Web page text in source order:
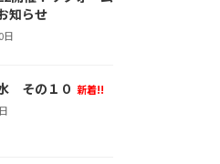
知らせ
日
その１０ 新着!!